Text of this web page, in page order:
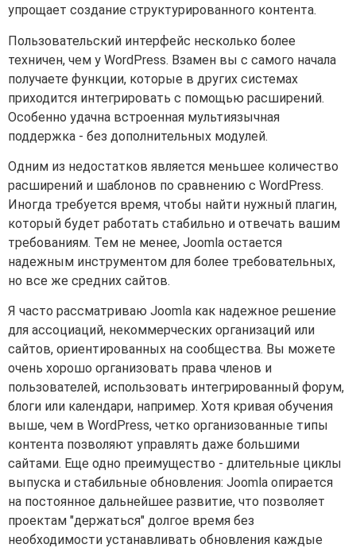
упрощает создание структурированного контента.
Пользовательский интерфейс несколько более
техничен, чем у WordPress. Взамен вы с самого начала
получаете функции, которые в других системах
приходится интегрировать с помощью расширений.
Особенно удачна встроенная мультиязычная
поддержка - без дополнительных модулей.
Одним из недостатков является меньшее количество
расширений и шаблонов по сравнению с WordPress.
Иногда требуется время, чтобы найти нужный плагин,
который будет работать стабильно и отвечать вашим
требованиям. Тем не менее, Joomla остается
надежным инструментом для более требовательных,
но все же средних сайтов.
Я часто рассматриваю Joomla как надежное решение
для ассоциаций, некоммерческих организаций или
сайтов, ориентированных на сообщества. Вы можете
очень хорошо организовать права членов и
пользователей, использовать интегрированный форум,
блоги или календари, например. Хотя кривая обучения
выше, чем в WordPress, четко организованные типы
контента позволяют управлять даже большими
сайтами. Еще одно преимущество - длительные циклы
выпуска и стабильные обновления: Joomla опирается
на постоянное дальнейшее развитие, что позволяет
проектам "держаться" долгое время без
необходимости устанавливать обновления каждые